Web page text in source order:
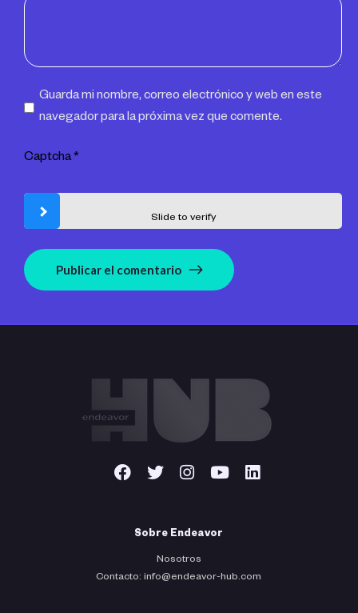
Guarda mi nombre, correo electrónico y web en este
navegador para la próxima vez que comente.
Captcha*
Slide to verify
Publicar el comentario
Sobre Endeavor
Nosotros
Contacto: info@endeavor-hub.com